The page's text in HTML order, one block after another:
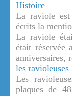
Histoire
La raviole
écrits la
La raviole
était réservée
anniversaires,
les ravioleuses
Les
plaques de